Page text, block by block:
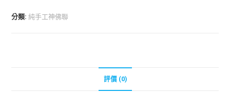
分類:純手工神佛聯
評價 (0)